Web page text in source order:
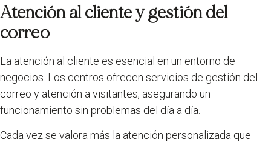
Atención al cliente y gestión del
correo
La atención al cliente es esencial en un entorno de
negocios. Los centros ofrecen servicios de gestión del
correo y atención a visitantes, asegurando un
funcionamiento sin problemas del día a día.
Cada vez se valora más la atención personalizada que